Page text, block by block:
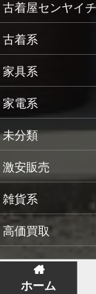
古着屋センヤイ
古着系
家具系
家電系
未分類
激安販売
雑貨系
高価買取
ホーム